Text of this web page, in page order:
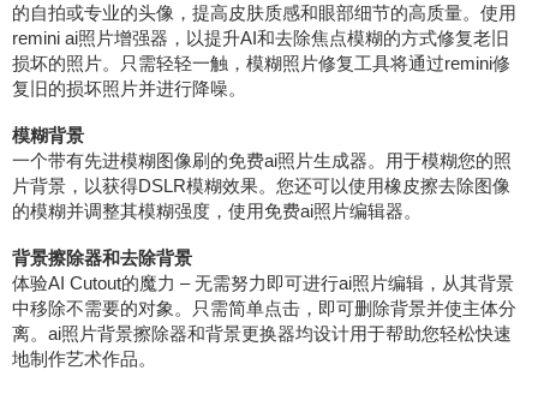
的自拍或专业的头像，提高皮肤质感和眼部细节的高质量。使用
remini ai照片增强器，以提升AI和去除焦点模糊的方式修复老旧
损坏的照片。只需轻轻一触，模糊照片修复工具将通过remini修
复旧的损坏照片并进行降噪。
模糊背景
一个带有先进模糊图像刷的免费ai照片生成器。用于模糊您的照
片背景，以获得DSLR模糊效果。您还可以使用橡皮擦去除图像
的模糊并调整其模糊强度，使用免费ai照片编辑器。
背景擦除器和去除背景
体验AI Cutout的魔力 – 无需努力即可进行ai照片编辑，从其背景
中移除不需要的对象。只需简单点击，即可删除背景并使主体分
离。ai照片背景擦除器和背景更换器均设计用于帮助您轻松快速
地制作艺术作品。